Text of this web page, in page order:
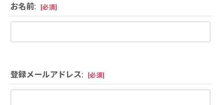
お名前: [必須]
登録メールアドレス: [必須]